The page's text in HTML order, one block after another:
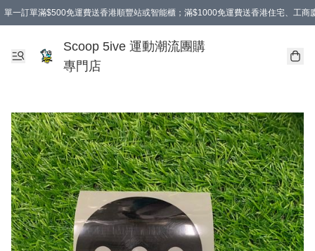
單一訂單滿$500免運費送香港順豐站或智能櫃；滿$1000免運費送香港住宅、工商
Scoop 5ive 運動潮流團購
專門店